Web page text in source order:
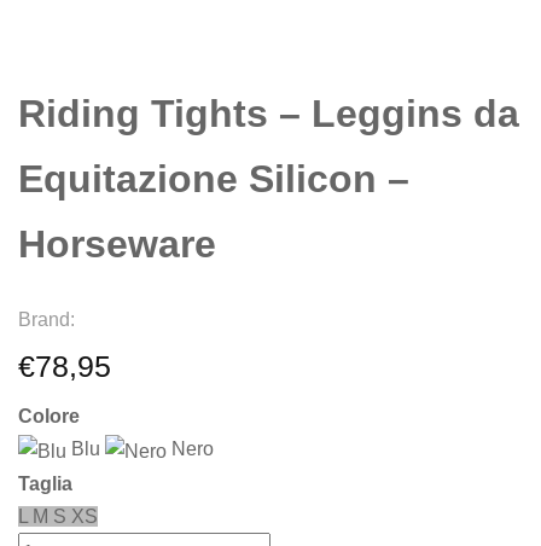
Riding Tights – Leggins da
Equitazione Silicon –
Horseware
Brand:
€78,95
Colore
Blu
Nero
Taglia
M S XS